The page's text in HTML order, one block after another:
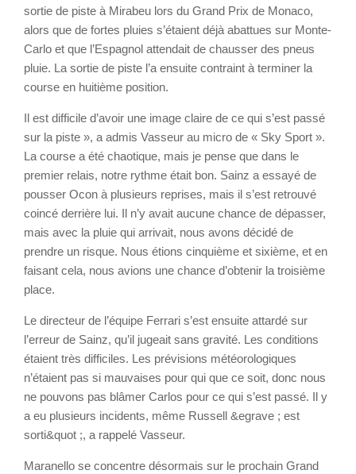
sortie de piste à Mirabeu lors du Grand Prix de Monaco,
alors que de fortes pluies s’étaient déjà abattues sur Monte-
Carlo et que l’Espagnol attendait de chausser des pneus
pluie. La sortie de piste l’a ensuite contraint à terminer la
course en huitième position.
Il est difficile d’avoir une image claire de ce qui s’est passé
sur la piste », a admis Vasseur au micro de « Sky Sport ».
La course a été chaotique, mais je pense que dans le
premier relais, notre rythme était bon. Sainz a essayé de
pousser Ocon à plusieurs reprises, mais il s’est retrouvé
coincé derrière lui. Il n’y avait aucune chance de dépasser,
mais avec la pluie qui arrivait, nous avons décidé de
prendre un risque. Nous étions cinquième et sixième, et en
faisant cela, nous avions une chance d’obtenir la troisième
place.
Le directeur de l’équipe Ferrari s’est ensuite attardé sur
l’erreur de Sainz, qu’il jugeait sans gravité. Les conditions
étaient très difficiles. Les prévisions météorologiques
n’étaient pas si mauvaises pour qui que ce soit, donc nous
ne pouvons pas blâmer Carlos pour ce qui s’est passé. Il y
a eu plusieurs incidents, même Russell &egrave ; est
sorti&quot ;, a rappelé Vasseur.
Maranello se concentre désormais sur le prochain Grand